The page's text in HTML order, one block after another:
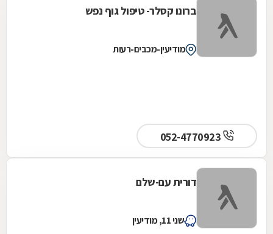
ברונו קסלר- טיפול גוף נפש
מודיעין-מכבים-רעות
דורית עם-שלם
שני 11, מודיעין